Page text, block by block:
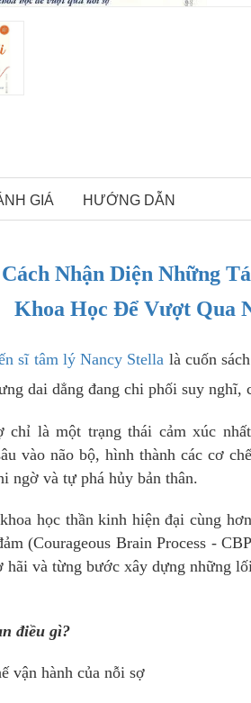
GIÁ HƯỚNG DẪN
Nhận Diện Những
Khoa Học Để Vượt Qua
sĩ tâm lý Nancy Stella là cuốn
dai dẳng đang chi phối suy nghĩ,
chỉ là một trạng thái cảm xúc
vào não bộ, hình thành các cơ
ngờ và tự phá hủy bản thân.
học thần kinh hiện đại cùng
(Courageous Brain Process -
hãi và từng bước xây dựng những
điều gì?
vận hành của nỗi sợ